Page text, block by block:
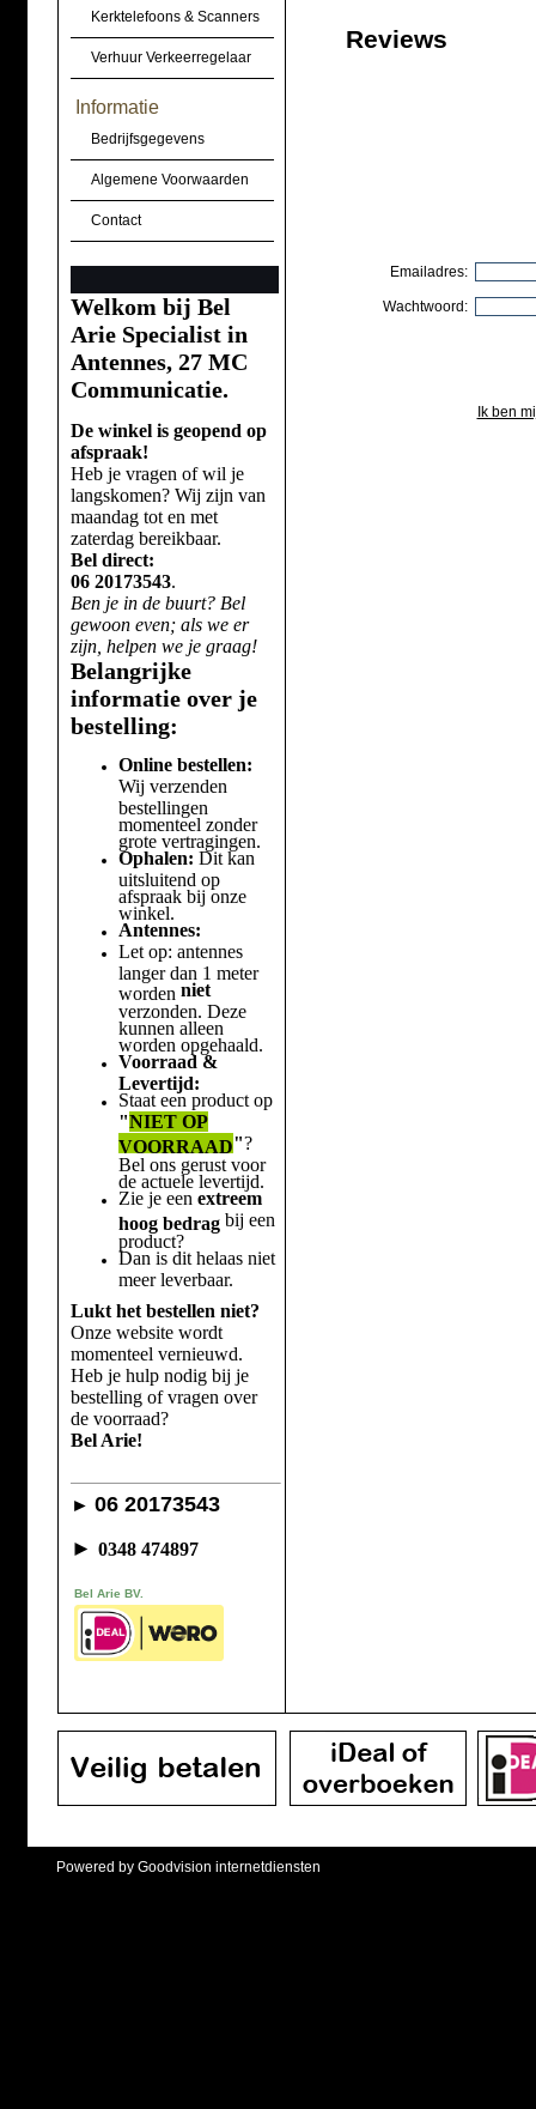
Kerktelefoons & Scanners
Verhuur Verkeerregelaar
Informatie
Bedrijfsgegevens
Algemene Voorwaarden
Contact
Welkom bij Bel
Arie Specialist in
Antennes, 27 MC
Communicatie.
De winkel is geopend op
afspraak!
Heb je vragen of wil je
langskomen? Wij zijn van
maandag tot en met
zaterdag bereikbaar.
Bel direct:
06 20173543.
Ben je in de buurt? Bel
gewoon even; als we er
zijn, helpen we je graag!
Belangrijke
informatie over je
bestelling:
Online bestellen:
Wij verzenden
bestellingen
momenteel zonder
grote vertragingen.
Ophalen: Dit kan
uitsluitend op
afspraak bij onze
winkel.
Antennes:
Let op: antennes
langer dan 1 meter
worden niet
verzonden. Deze
kunnen alleen
worden opgehaald.
Voorraad &
Levertijd:
Staat een product op
"NIET OP
VOORRAAD"?
Bel ons gerust voor
de actuele levertijd.
Zie je een extreem
hoog bedragbij een
product?
Dan is dit helaas niet
meer leverbaar.
Lukt het bestellen niet?
Onze website wordt
momenteel vernieuwd.
Heb je hulp nodig bij je
bestelling of vragen over
de voorraad?
Bel Arie!
► 06 20173543
► 0348 474897
Bel Arie BV.
Reviews
Emailadres:
Wachtwoord:
Ik ben
Powered by Goodvision internetdiensten